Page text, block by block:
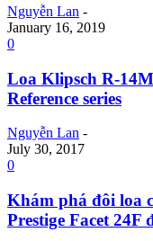
Nguyễn Lan -
January 16, 2019
0
Loa Klipsch R-
Reference series
Nguyễn Lan -
July 30, 2017
0
Khám phá đôi loa
Prestige Facet 24F